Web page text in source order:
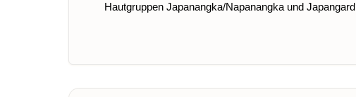
Hautgruppen Japanangka/Napanangka und